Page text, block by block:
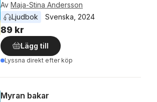
Av Maja-Stina Andersson
Ljudbok
Svenska 2024
89 kr
Lägg till
Lyssna direkt efter köp
Myran bakar